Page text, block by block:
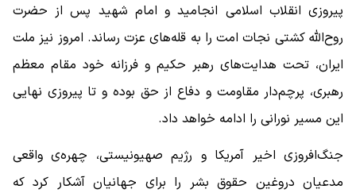
پیروزی انقلاب اسلامی انجامید و امام شهید پس از حضرت
روح‌الله کشتی نجات امت را به قله‌های عزت رساند. امروز نیز ملت
ایران، تحت هدایت‌های رهبر حکیم و فرزانه خود مقام معظم
رهبری، پرچم‌دار مقاومت و دفاع از حق بوده و تا پیروزی نهایی
این مسیر نورانی را ادامه خواهد داد.
جنگ‌افروزی اخیر آمریکا و رژیم صهیونیستی، چهره‌ی واقعی
مدعیان دروغین حقوق بشر را برای جهانیان آشکار کرد که